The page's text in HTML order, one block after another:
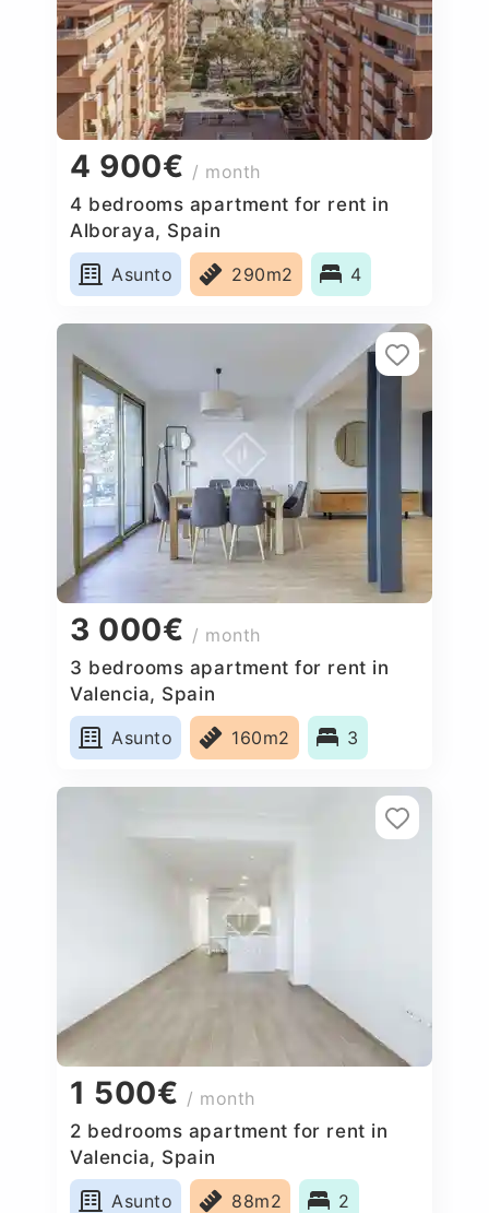
4 900€ / month
4 bedrooms apartment for rent in
Alboraya, Spain
Asunto
290m2 4
3 000€ / month
3 bedrooms apartment for rent in
Valencia, Spain
Asunto
160m2 3
1 500€ / month
2 bedrooms apartment for rent in
Valencia, Spain
Asunto
88m2 2